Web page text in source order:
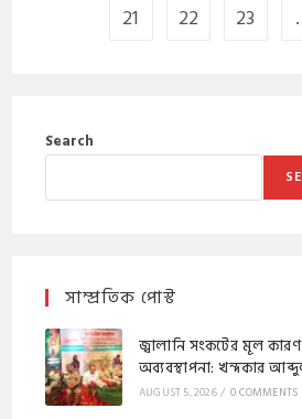
21
22 23
Search
সাম্প্রতিক পোস্ট
জ্বালানি সংকটের মূল
অব্যবস্থাপনা: খন্দকার
AUGUST 5, 2026/ 0 COMMENTS